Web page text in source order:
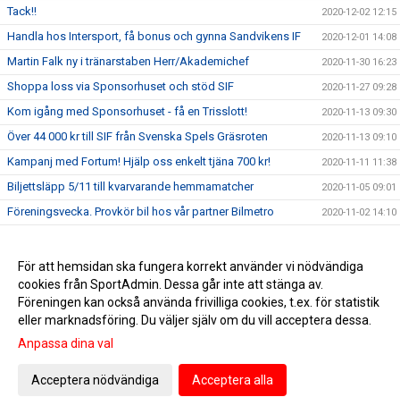
Tack!! 2020-12-02 12:15
Handla hos Intersport, få bonus och gynna Sandvikens IF 2020-12-01 14:08
Martin Falk ny i tränarstaben Herr/Akademichef 2020-11-30 16:23
Shoppa loss via Sponsorhuset och stöd SIF 2020-11-27 09:28
Kom igång med Sponsorhuset - få en Trisslott! 2020-11-13 09:30
Över 44 000 kr till SIF från Svenska Spels Gräsroten 2020-11-13 09:10
Kampanj med Fortum! Hjälp oss enkelt tjäna 700 kr! 2020-11-11 11:38
Biljettsläpp 5/11 till kvarvarande hemmamatcher 2020-11-05 09:01
Föreningsvecka. Provkör bil hos vår partner Bilmetro 2020-11-02 14:10
CORONADERBYT GAV 33 502.- 2020-10-07 13:55
Herr: Matchen mot Team TG är uppskjuten 2020-10-03 11:47
Ekonom sökes till gemensam ekonomifunktion för
föreningslivet i Sandviken!
2020-08-31 18:09
INITIATIVET "CORONADERBYT" FRÅN VÅRA SUPPORTRAR
Helgens matcher!
För att hemsidan ska fungera korrekt använder vi nödvändiga
cookies från SportAdmin. Dessa går inte att stänga av.
Föreningen kan också använda frivilliga cookies, t.ex. för statistik
eller marknadsföring. Du väljer själv om du vill acceptera dessa.
Anpassa dina val
Acceptera nödvändiga Acceptera alla